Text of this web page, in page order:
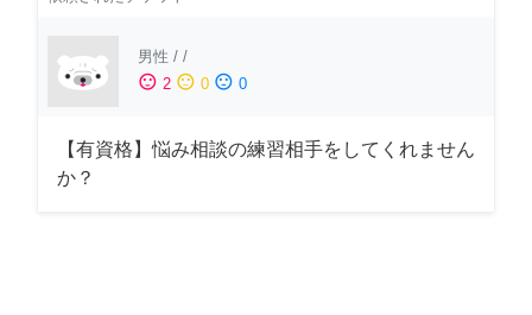
男性 / /
sentiment_satisfied 2 sentiment_neutral 0 sentiment_dissatisfied 0
【有資格】悩み相談の練習相手をしてくれません
か？